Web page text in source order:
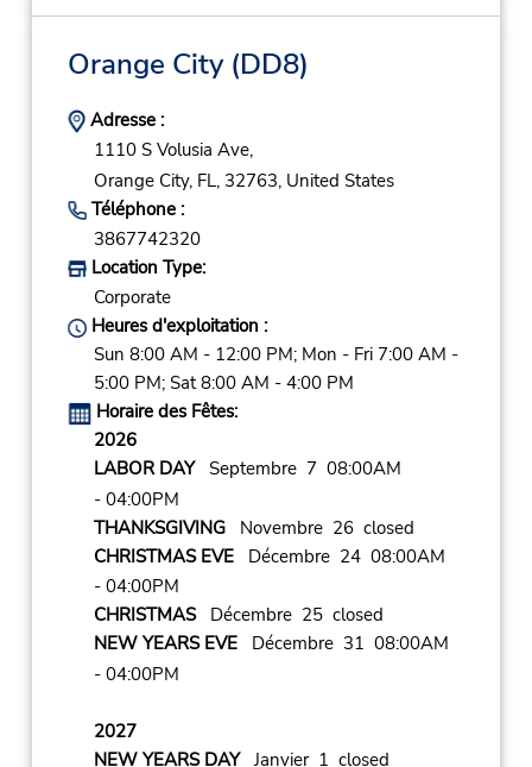
Orange City(DD8)
Adresse :
1110 S Volusia Ave,
Orange City, FL, 32763, United States
Téléphone :
3867742320
Location Type:
Corporate
Heures d'exploitation :
Sun 8:00 AM - 12:00 PM; Mon - Fri 7:00 AM -
5:00 PM; Sat 8:00 AM - 4:00 PM
Horaire des Fêtes:
2026
LABOR DAYSeptembre 7 08:00AM
- 04:00PM
THANKSGIVINGNovembre 26 closed
CHRISTMAS EVEDécembre 24 08:00AM
- 04:00PM
CHRISTMASDécembre 25 closed
NEW YEARS EVEDécembre 31 08:00AM
- 04:00PM
2027
NEW YEARS DAYJanvier 1 closed